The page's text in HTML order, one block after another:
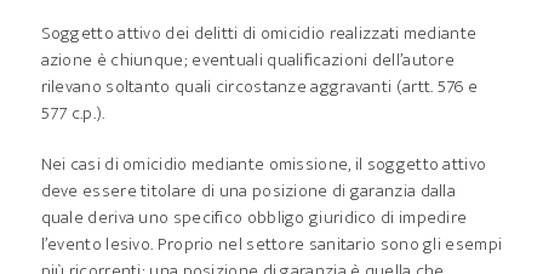
Soggetto attivo dei delitti di omicidio realizzati mediante
azione è chiunque; eventuali qualificazioni dell’autore
rilevano soltanto quali circostanze aggravanti (artt. 576 e
577 c.p.).
Nei casi di omicidio mediante omissione, il soggetto attivo
deve essere titolare di una posizione di garanzia dalla
quale deriva uno specifico obbligo giuridico di impedire
l’evento lesivo. Proprio nel settore sanitario sono gli esempi